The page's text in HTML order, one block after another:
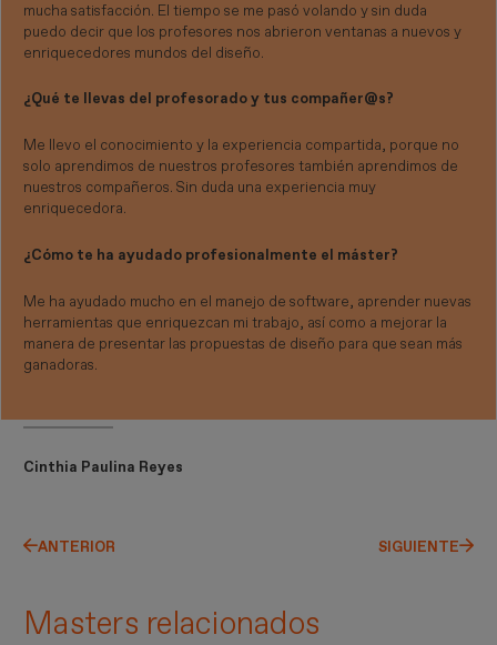
mucha satisfacción. El tiempo se me pasó volando y sin duda
puedo decir que los profesores nos abrieron ventanas a nuevos y
enriquecedores mundos del diseño.
¿Qué te llevas del profesorado y tus compañer@s?
Me llevo el conocimiento y la experiencia compartida, porque no
solo aprendimos de nuestros profesores también aprendimos de
nuestros compañeros. Sin duda una experiencia muy
enriquecedora.
¿Cómo te ha ayudado profesionalmente el máster?
Me ha ayudado mucho en el manejo de software, aprender nuevas
herramientas que enriquezcan mi trabajo, así como a mejorar la
manera de presentar las propuestas de diseño para que sean más
ganadoras.
Cinthia Paulina Reyes
ANTERIOR SIGUIENTE
Masters relacionados